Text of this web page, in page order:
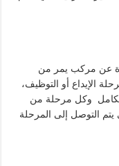
مركب يمر من
الإيداع أو التوظيف،
وكل مرحلة من
يتم التوصل إلى المرحلة